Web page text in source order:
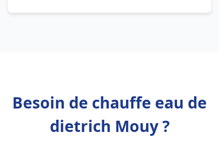
Besoin de chauffe eau de
dietrich Mouy ?